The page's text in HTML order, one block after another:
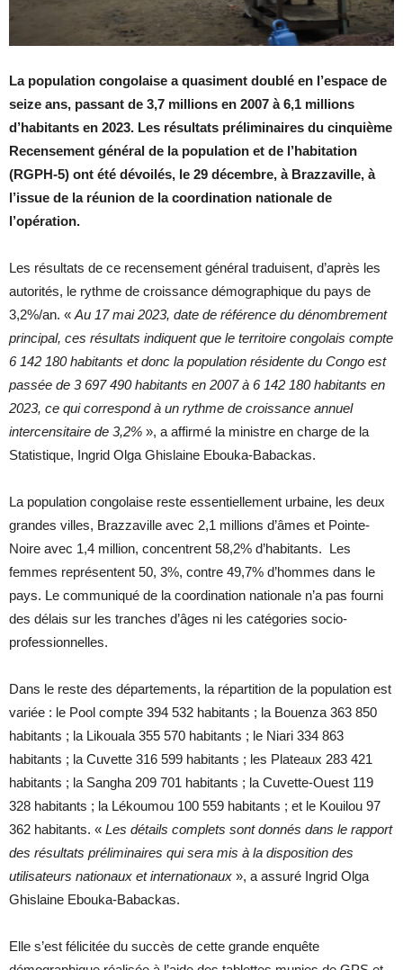
La population congolaise a quasiment doublé en l’espace de
seize ans, passant de 3,7 millions en 2007 à 6,1 millions
d’habitants en 2023. Les résultats préliminaires du cinquième
Recensement général de la population et de l’habitation
(RGPH-5) ont été dévoilés, le 29 décembre, à Brazzaville, à
l’issue de la réunion de la coordination nationale de
l’opération.
Les résultats de ce recensement général traduisent, d’après les
autorités, le rythme de croissance démographique du pays de
3,2%/an. « Au 17 mai 2023, date de référence du dénombrement
principal, ces résultats indiquent que le territoire congolais compte
6 142 180 habitants et donc la population résidente du Congo est
passée de 3 697 490 habitants en 2007 à 6 142 180 habitants en
2023, ce qui correspond à un rythme de croissance annuel
intercensitaire de 3,2% », a affirmé la ministre en charge de la
Statistique, Ingrid Olga Ghislaine Ebouka-Babackas.
La population congolaise reste essentiellement urbaine, les deux
grandes villes, Brazzaville avec 2,1 millions d’âmes et Pointe-
Noire avec 1,4 million, concentrent 58,2% d’habitants. Les
femmes représentent 50, 3%, contre 49,7% d’hommes dans le
pays. Le communiqué de la coordination nationale n’a pas fourni
des délais sur les tranches d’âges ni les catégories socio-
professionnelles.
Dans le reste des départements, la répartition de la population est
variée : le Pool compte 394 532 habitants ; la Bouenza 363 850
habitants ; la Likouala 355 570 habitants ; le Niari 334 863
habitants ; la Cuvette 316 599 habitants ; les Plateaux 283 421
habitants ; la Sangha 209 701 habitants ; la Cuvette-Ouest 119
328 habitants ; la Lékoumou 100 559 habitants ; et le Kouilou 97
362 habitants. « Les détails complets sont donnés dans le rapport
des résultats préliminaires qui sera mis à la disposition des
utilisateurs nationaux et internationaux », a assuré Ingrid Olga
Ghislaine Ebouka-Babackas.
Elle s’est félicitée du succès de cette grande enquête